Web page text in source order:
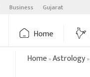
Business Gujarat
Home
Home»Astrology»